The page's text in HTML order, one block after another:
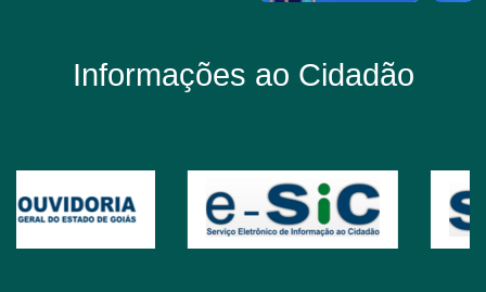
Informações ao Cidadão